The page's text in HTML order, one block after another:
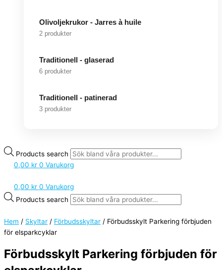
Olivoljekrukor - Jarres à huile
2 produkter
Traditionell - glaserad
6 produkter
Traditionell - patinerad
3 produkter
Products search
0,00 kr 0 Varukorg
0,00 kr 0 Varukorg
Products search
Hem / Skyltar / Förbudsskyltar / Förbudsskylt Parkering förbjuden
för elsparkcyklar
Förbudsskylt Parkering förbjuden för